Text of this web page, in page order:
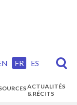
FR ES
ACTUALITÉS
& RÉCITS